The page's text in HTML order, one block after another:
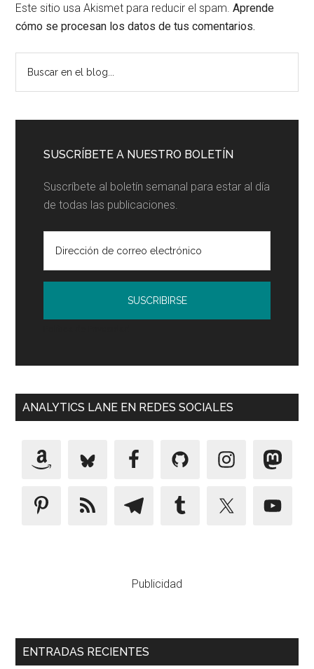
Este sitio usa Akismet para reducir el spam.Aprende
cómo se procesan los datos de tus comentarios.
Barra
lateral
principal
SUSCRÍBETE A NUESTRO BOLETÍN
Suscríbete al boletín semanal para estar al día
de todas las publicaciones.
ANALYTICS LANE EN REDES SOCIALES
Publicidad
ENTRADAS RECIENTES